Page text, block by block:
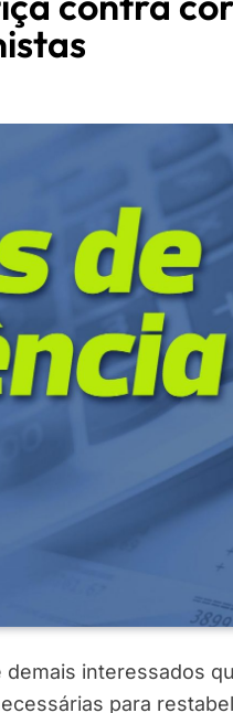
interessados
para